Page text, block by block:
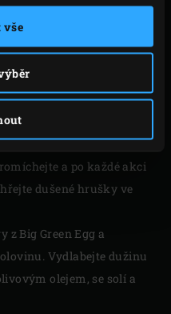
vše
Volně přikryjte alobalem
jádra stoupne o
hrnec položte na
a zahřívejte, dokud telecí
rozpusťte máslo na
Přidejte šalotku a
3–5 minut, dokud
a po každé akci
dušené hrušky ve
z Big Green Egg a
Vydlabejte dužinu
olejem, se solí a